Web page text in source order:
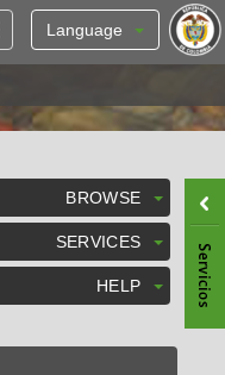
Language
BROWSE
SERVICES
HELP